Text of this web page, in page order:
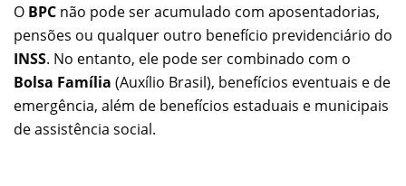
O BPC não pode ser acumulado com aposentadorias,
pensões ou qualquer outro benefício previdenciário do
INSS. No entanto, ele pode ser combinado com o
Bolsa Família (Auxílio Brasil), benefícios eventuais e de
emergência, além de benefícios estaduais e municipais
de assistência social.